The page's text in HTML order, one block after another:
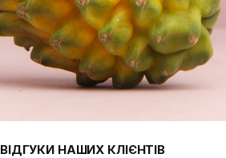
ВІДГУКИ НАШИХ КЛІЄНТІВ